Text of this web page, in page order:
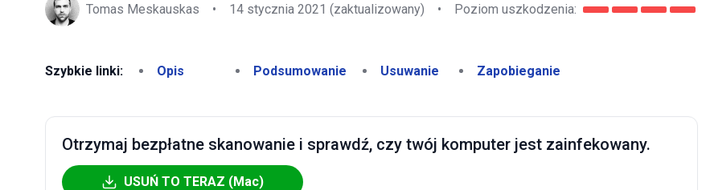
Tomas Meskauskas • 14 stycznia 2021 (zaktualizowany) • Poziom uszkodzenia:
Szybkie linki: Opis Podsumowanie Usuwanie Zapobieganie
Otrzymaj bezpłatne skanowanie i sprawdź, czy twój komputer jest zainfekowany.
USUŃ TO TERAZ (Mac)